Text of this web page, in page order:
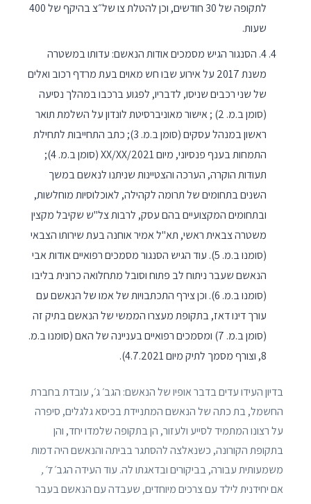
לתקופה של 30 חודשים, וכן להטלת צו של״צ בהיקף של 400
שעות.
4. הסנגור הגיש מסמכים אודות הנאשם: עדותו במשטרה
משנת 2017 על אירוע שבו חש מאוים בעת מרדף רכוב ואלים
של שני רכבים שניסו, לדבריו, לפגוע ברכבו במהלך נסיעה
(סומן ב.מ. 2) ; אישור מאוניברסיטת לונדון על השלמת תואר
ראשון במנהל עסקים (סומן ב.מ. 3); כתב התחייבות לתחילת
התמחות בענף פנסיוני, מיום 2021/XX/XX (סומן ב.מ. 4);
תעודות הוקרה, הערכה והצטיינות שניתנו לנאשם במשך
השנים בתחומים של תרומה לקהילה, לאוכלוסיות מוחלשות,
ובתחומים המקצועיים בהם עסק, לרבות צל"ש שקיבל מקצין
משטרה צבאית ראשי, תא"ל אמיר אוחנה בעת שירותו הצבאי
(סומנו ב.מ. 5). עוד הגיש הסנגור מסמכים רפואיים אודות אבי
הנאשם שעבר ניתוח לב פתוח וסובל מתחלואה כרונית בליבו
(סומנו ב.מ. 6). וכן צירף התכתבויות של אמו של הנאשם עם
עורך דינו דאז, בתקופת מעצרו הממשי של הנאשם בתיק זה
(סומן ב.מ. 7) ומסמכים רפואיים בעניינה של האם (סומנו ב.מ.
8, וצורף מסמך לתיק מיום 4.7.2021).
בדיון העידו עדים בדבר אופיו של הנאשם: הגב׳ ג׳, עובדת בחברת
החשמל, בת כתה של הנאשם המתניידת בכיסא גלגלים, סיפרה
על רצונו המתמיד לסייע ולעזור, הן בתקופה שלמדו יחד, והן
בתקופת הקורונה, כשנאלצה להסתגר בביתה והנאשם היה דמות
משמעותית עבורה, בביקורים ובדאגתו לה. עוד העידה הגב׳ד׳,
אם יחידנית לילד עם צרכים מיוחדים, שעבדה עם הנאשם בעבר